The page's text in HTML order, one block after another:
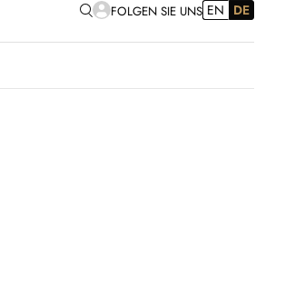
FOLGEN SIE UNS EN DE